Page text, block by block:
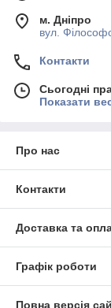
м. Дніпро
вул.
Контакти
Сьогодні
Показати
Про нас
Контакти
Доставка та
Графік роботи
Повна версія